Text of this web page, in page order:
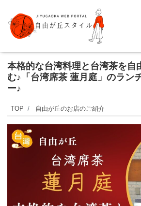
本格的な台湾料理と台湾茶を自
む♪「台湾席茶 蓮月庭」のラン
ー♪
TOP 自由が丘のお店のご紹介